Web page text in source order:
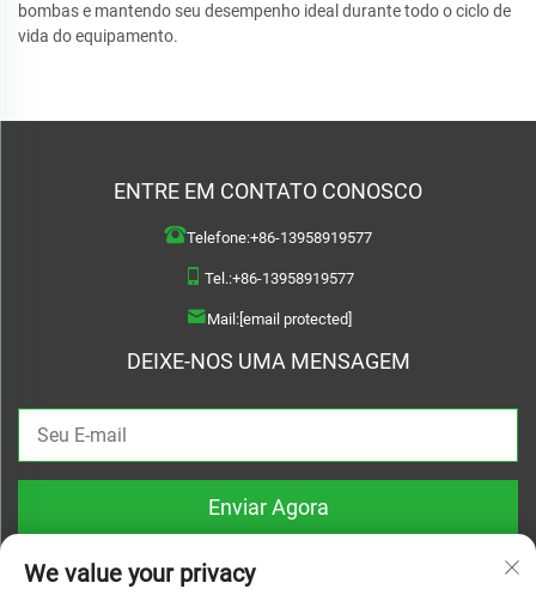
bombas e mantendo seu desempenho ideal durante todo o ciclo de
vida do equipamento.
ENTRE EM CONTATO CONOSCO
Telefone:+86-13958919577
Tel.:+86-13958919577
Mail:[email protected]
DEIXE-NOS UMA MENSAGEM
Enviar Agora
We value your privacy